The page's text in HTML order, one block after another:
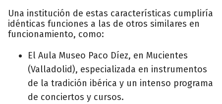
Una institución de estas características cumpliría
idénticas funciones a las de otros similares en
funcionamiento, como:
El Aula Museo Paco Díez, en Mucientes
(Valladolid), especializada en instrumentos
de la tradición ibérica y un intenso programa
de conciertos y cursos.